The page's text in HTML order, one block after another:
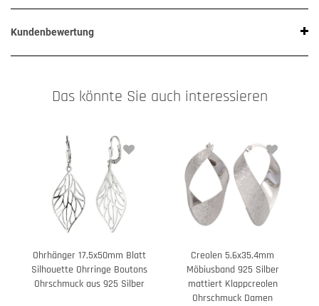
Kundenbewertung
Das könnte Sie auch interessieren
Ohrhänger 17,5x50mm Blatt
Silhouette Ohrringe Boutons
Ohrschmuck aus 925 Silber
Creolen 5,6x35,4mm
Möbiusband 925 Silber
mattiert Klappcreolen
Ohrschmuck Damen